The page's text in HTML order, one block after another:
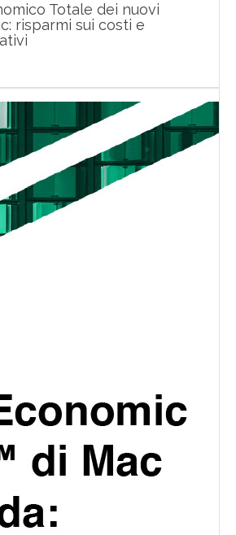
Totale dei nuovi
risparmi sui costi e